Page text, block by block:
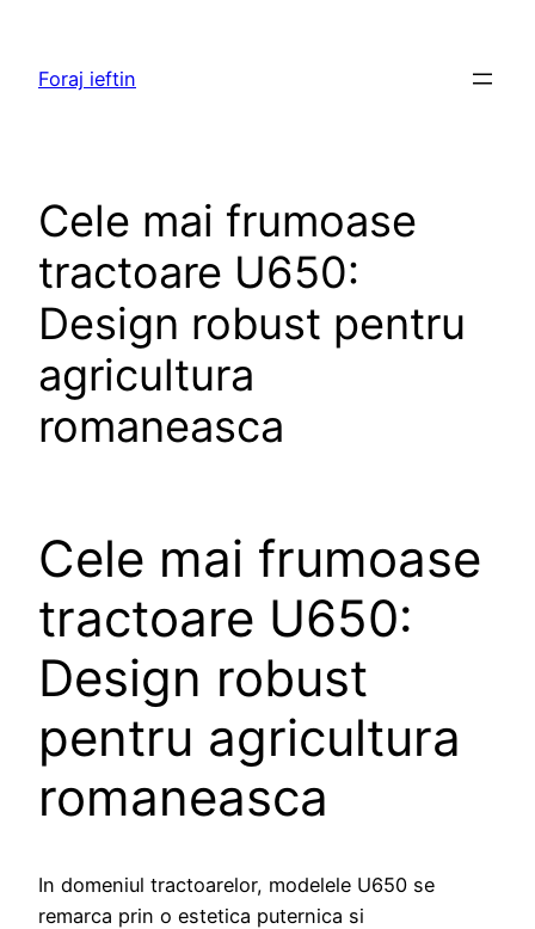
content
Foraj ieftin
Cele mai frumoase
tractoare U650:
Design robust pentru
agricultura
romaneasca
Cele mai frumoase
tractoare U650:
Design robust
pentru agricultura
romaneasca
In domeniul tractoarelor, modelele U650 se
remarca prin o estetica puternica si